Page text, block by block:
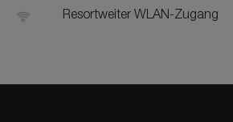
Resortweiter WLAN-Zugang